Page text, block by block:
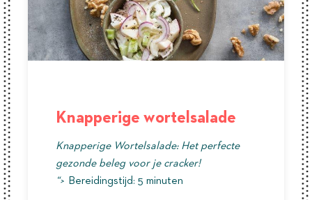
Knapperige wortelsalade
Knapperige Wortelsalade: Het perfecte
gezonde beleg voor je cracker!
“> Bereidingstijd: 5 minuten